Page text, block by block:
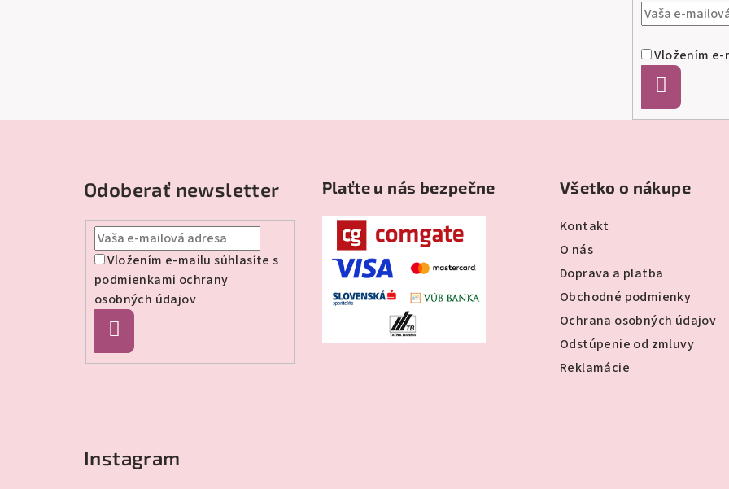
Vložením
Odoberať newsletter
Vložením e-mailu súhlasíte s
podmienkami ochrany
osobných údajov
Plaťte u nás bezpečne Všetko o nákupe
Kontakt
O nás
Doprava a platba
Obchodné podmienky
Ochrana osobných údajov
Odstúpenie od zmluvy
Reklamácie
Instagram